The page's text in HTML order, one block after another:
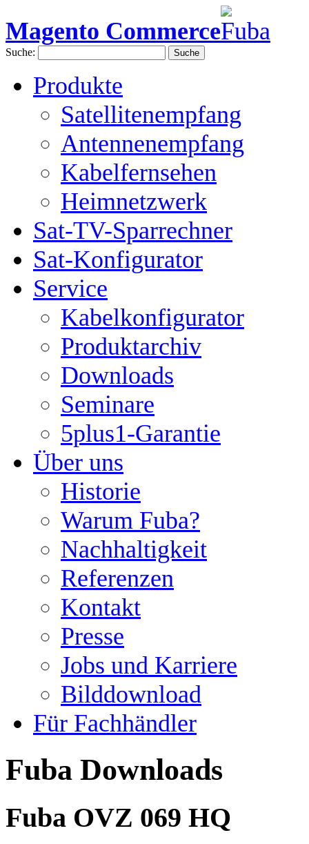
Magento Commerce
Suche: Suche
Produkte
Satellitenempfang
Antennenempfang
Kabelfernsehen
Heimnetzwerk
Sat-TV-Sparrechner
Sat-Konfigurator
Service
Kabelkonfigurator
Produktarchiv
Downloads
Seminare
5plus1-Garantie
Über uns
Historie
Warum Fuba?
Nachhaltigkeit
Referenzen
Kontakt
Presse
Jobs und Karriere
Bilddownload
Für Fachhändler
Fuba Downloads
Fuba OVZ 069 HQ